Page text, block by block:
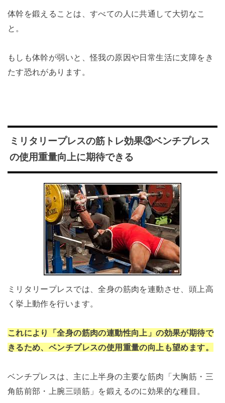
体幹を鍛えることは、すべての人に共通して大切なこ
と。
もしも体幹が弱いと、怪我の原因や日常生活に支障をき
たす恐れがあります。
ミリタリープレスの筋トレ効果③ベンチプレス
の使用重量向上に期待できる
ミリタリープレスでは、全身の筋肉を連動させ、頭上高
く挙上動作を行います。
これにより「全身の筋肉の連動性向上」の効果が期待で
きるため、ベンチプレスの使用重量の向上も望めます。
ベンチプレスは、主に上半身の主要な筋肉「大胸筋・三
角筋前部・上腕三頭筋」を鍛えるのに効果的な種目。